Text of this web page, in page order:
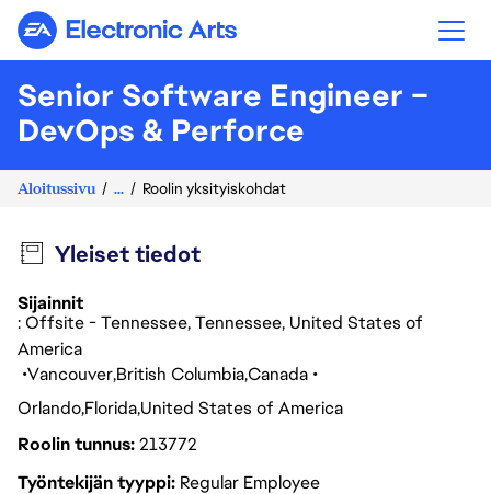
Electronic Arts
Senior Software Engineer –
DevOps & Perforce
Aloitussivu ... Roolin yksityiskohdat
Yleiset tiedot
Sijainnit
: Offsite - Tennessee, Tennessee, United States of
America
VancouverBritish ColumbiaCanada
OrlandoFloridaUnited States of America
Roolin tunnus213772
Työntekijän tyyppi Regular Employee